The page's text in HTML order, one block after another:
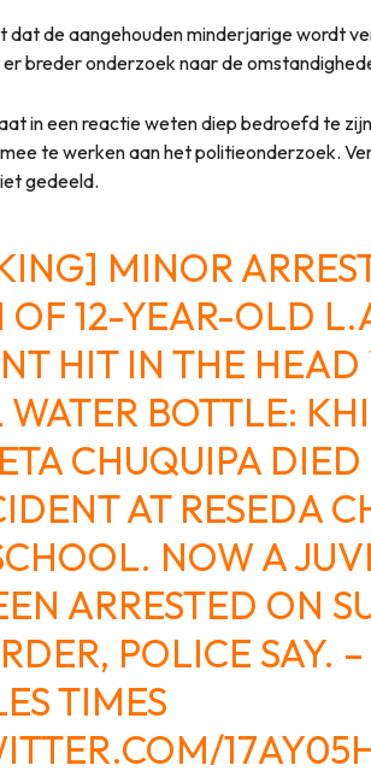
dat de aangehouden minderjarige wordt
breder onderzoek naar de
in een reactie weten diep bedroefd te
te werken aan het politieonderzoek.
gedeeld.
MINOR
OF 12-YEAR-OLD
HIT IN THE
WATER BOTTLE:
CHUQUIPA
AT RESEDA
NOW A
ARRESTED ON
POLICE SAY. –
TIMES